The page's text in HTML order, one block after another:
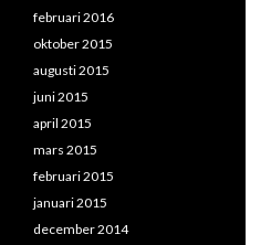
februari 2016
oktober 2015
augusti 2015
juni 2015
april 2015
mars 2015
februari 2015
januari 2015
december 2014